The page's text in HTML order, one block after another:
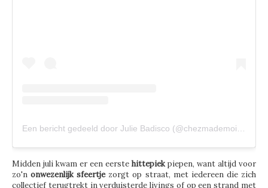
Midden juli kwam er een eerste hittepiekpiepen, want altijd voor
zo'nonwezenlijk sfeertjezorgt op straat, met iedereen die zich
collectief terugtrekt in verduisterde livings of op een strand met